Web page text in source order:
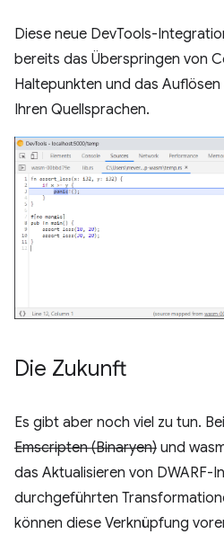
Diese neue DevTools-
bereits das Überspringen von
Haltepunkten und das
Ihren Quellsprachen.
Die Zukunft
Es gibt aber noch viel zu tun.
Emscripten (Binaryen) und
das Aktualisieren von DWARF-
durchgeführten
können diese Verknüpfung